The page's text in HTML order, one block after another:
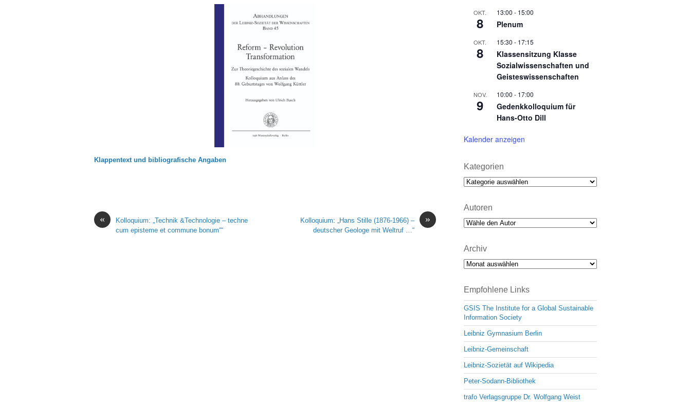
Klappentext und bibliografische Angaben
«
Kolloquium: „Technik &Technologie – techne
cum episteme et commune bonum““
»
Kolloquium: „Hans Stille (1876-1966) –
deutscher Geologe mit Weltruf …“
OKT.
8
13:00 - 15:00
Plenum
OKT.
8
15:30 - 17:15
Klassensitzung Klasse
Sozialwissenschaften und
Geisteswissenschaften
NOV.
9
10:00 - 17:00
Gedenkkolloquium für
Hans-Otto Dill
Kalender anzeigen
Kategorien
Kategorien
Autoren
Archiv
Archiv
Empfohlene Links
GSIS The Institute for a Global Sustainable
Information Society
Leibniz Gymnasium Berlin
Leibniz-Gemeinschaft
Leibniz-Sozietät auf Wikipedia
Peter-Sodann-Bibliothek
trafo Verlagsgruppe Dr. Wolfgang Weist